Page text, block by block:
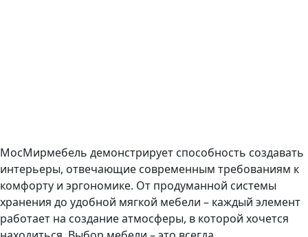
МосМирмебель демонстрирует способность создавать
интерьеры, отвечающие современным требованиям к
комфорту и эргономике. От продуманной системы
хранения до удобной мягкой мебели – каждый элемент
работает на создание атмосферы, в которой хочется